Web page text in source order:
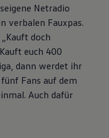
Netradio
verbalen Fauxpas.
doch
euch 400
dann werdet ihr
Fans auf dem
Auch dafür